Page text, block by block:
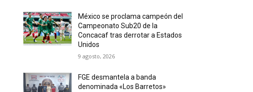
México se proclama campeón del
Campeonato Sub20 de la
Concacaf tras derrotar a Estados
Unidos
9 agosto, 2026
FGE desmantela a banda
denominada «Los Barretos»